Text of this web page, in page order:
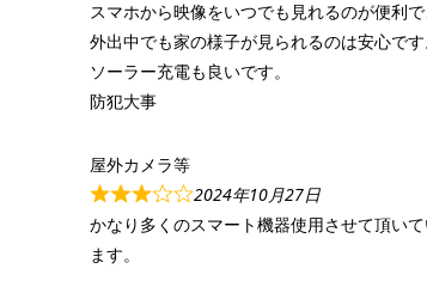
スマホから映像をいつでも見れるのが便利で
外出中でも家の様子が見られるのは安心です
ソーラー充電も良いです。
防犯大事
屋外カメラ等
2024年10月27日
かなり多くのスマート機器使用させて頂い
ます。